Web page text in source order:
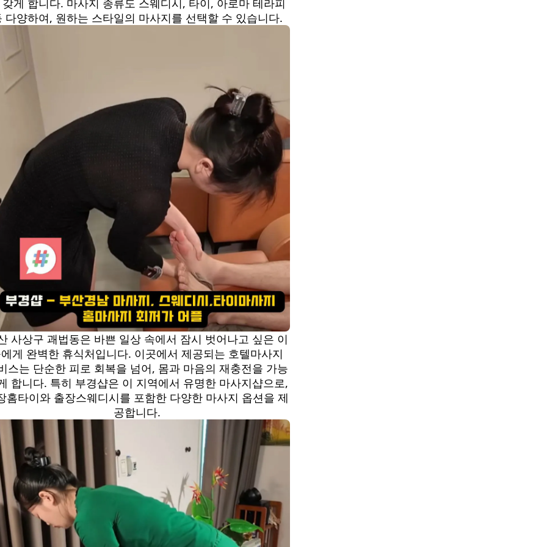
게 합니다. 마사지 종류도 스웨디시, 타이, 아로마 테라피
다양하여, 원하는 스타일의 마사지를 선택할 수 있습니다.
사상구 괘법동은 바쁜 일상 속에서 잠시 벗어나고 싶은 이
게 완벽한 휴식처입니다. 이곳에서 제공되는 호텔마사지
스는 단순한 피로 회복을 넘어, 몸과 마음의 재충전을 가능
합니다. 특히 부경샵은 이 지역에서 유명한 마사지샵으로,
홈타이와 출장스웨디시를 포함한 다양한 마사지 옵션을 제
공합니다.